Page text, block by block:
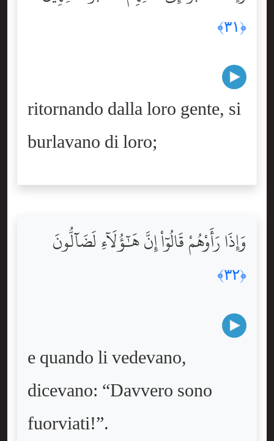
﴿٣١﴾
ritornando dalla loro gente, si
burlavano di loro;
وَإِذَا رَأَوْهُمْ قَالُوٓاْ إِنَّ هَٰٓؤُلَآءِ لَضَآلُّونَ
﴿٣٢﴾
e quando li vedevano,
dicevano: “Davvero sono
fuorviati!”.